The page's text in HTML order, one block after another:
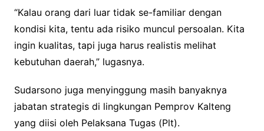
“Kalau orang dari luar tidak se-familiar dengan
kondisi kita, tentu ada risiko muncul persoalan. Kita
ingin kualitas, tapi juga harus realistis melihat
kebutuhan daerah,” lugasnya.
Sudarsono juga menyinggung masih banyaknya
jabatan strategis di lingkungan Pemprov Kalteng
yang diisi oleh Pelaksana Tugas (Plt).